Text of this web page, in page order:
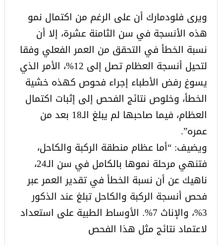
ويرى فلودمارك أن على الرغم من اكتمال نمو
هذه الأنسجة في سن الثامنة عشرة، إلا أن
نسبة الخطأ في التحقق من العمر الفعلي وفقا
لتحيل أنسجة العظام تصل إلى 12%، الأمر الذي
يسوغ رفض الأطباء إجراء فحوص كهذه خشية
الخطأ، وخلوص نتائج الفحص إلى إثبات اكتمال
العظام، فيما صاحبها لم يبلغ الـ18 بعد من
عمره”.
ويضيف: “أما عظام منطقة الركبة والكاحل،
فتنهي مرحلة نموها بالكامل في سن الـ24،
ناهيك عن أن نسبة الخطأ في تقدير العمر عبر
فحص أنسجة الركبة والكاحل تبلغ عند الذكور
3%، والإناث 7%. الأوساط الطبية على استعداد
لاعتماد نتائج مثل هذا الفحص